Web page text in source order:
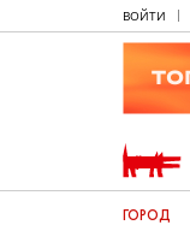
ВОЙТИ
ГОРОД